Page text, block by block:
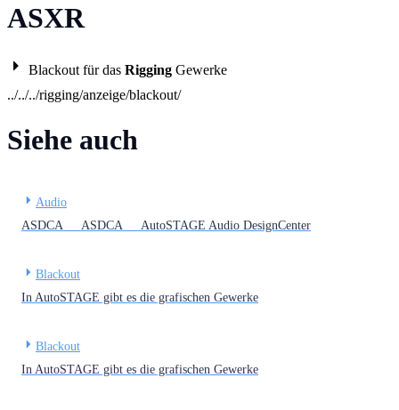
ASXR
Blackout für das Rigging Gewerke
../../../rigging/anzeige/blackout/
Siehe auch
Audio
ASDCA ASDCA AutoSTAGE Audio DesignCenter
Blackout
In AutoSTAGE gibt es die grafischen Gewerke
Blackout
In AutoSTAGE gibt es die grafischen Gewerke